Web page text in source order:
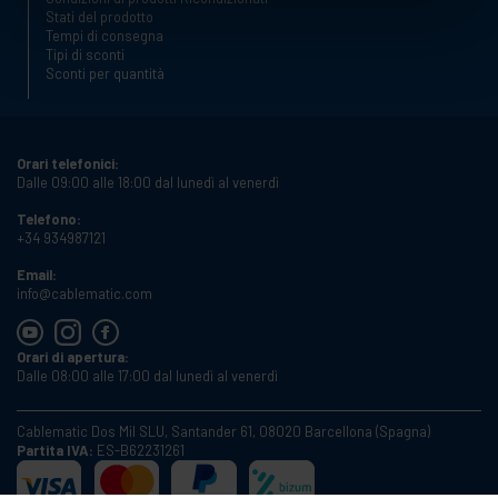
Stati del prodotto
Tempi di consegna
Tipi di sconti
Sconti per quantità
Orari telefonici:
Dalle 09:00 alle 18:00 dal lunedì al venerdì
Telefono:
+34 934987121
Email:
info@cablematic.com
Orari di apertura:
Dalle 08:00 alle 17:00 dal lunedì al venerdì
Cablematic Dos Mil SLU, Santander 61, 08020 Barcellona (Spagna)
Partita IVA: ES-B62231261